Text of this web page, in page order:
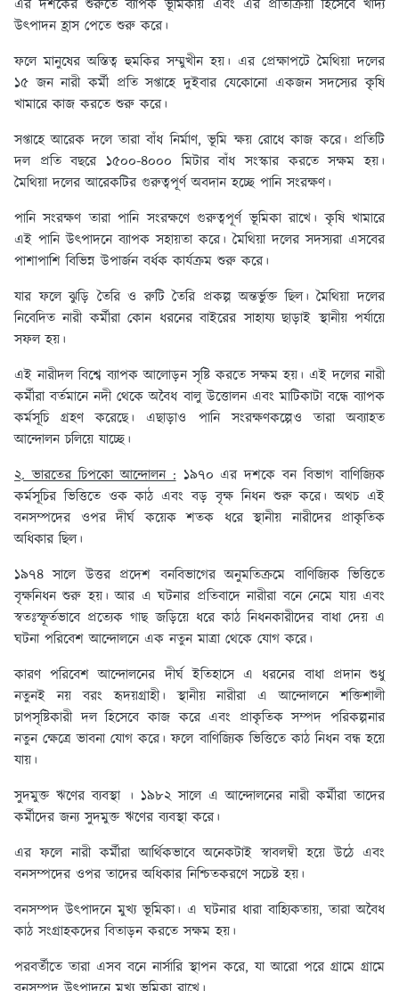
এর দশকের শুরুতে ব্যাপক ভূমিকায় এবং এর প্রতিক্রিয়া হিসেবে খাদ্য
উৎপাদন হ্রাস পেতে শুরু করে।
ফলে মানুষের অস্তিত্ব হুমকির সম্মুখীন হয়। এর প্রেক্ষাপটে মৈথিয়া দলের
১৫ জন নারী কর্মী প্রতি সপ্তাহে দুইবার যেকোনো একজন সদস্যের কৃষি
খামারে কাজ করতে শুরু করে।
সপ্তাহে আরেক দলে তারা বাঁধ নির্মাণ, ভূমি ক্ষয় রোধে কাজ করে। প্রতিটি
দল প্রতি বছরে ১৫০০-৪০০০ মিটার বাঁধ সংস্কার করতে সক্ষম হয়।
মৈথিয়া দলের আরেকটির গুরুত্বপূর্ণ অবদান হচ্ছে পানি সংরক্ষণ।
পানি সংরক্ষণ তারা পানি সংরক্ষণে গুরুত্বপূর্ণ ভূমিকা রাখে। কৃষি খামারে
এই পানি উৎপাদনে ব্যাপক সহায়তা করে। মৈথিয়া দলের সদস্যরা এসবের
পাশাপাশি বিভিন্ন উপার্জন বর্ধক কার্যক্রম শুরু করে।
যার ফলে ঝুড়ি তৈরি ও রুটি তৈরি প্রকল্প অন্তর্ভুক্ত ছিল। মৈথিয়া দলের
নিবেদিত নারী কর্মীরা কোন ধরনের বাইরের সাহায্য ছাড়াই স্থানীয় পর্যায়ে
সফল হয়।
এই নারীদল বিশ্বে ব্যাপক আলোড়ন সৃষ্টি করতে সক্ষম হয়। এই দলের নারী
কর্মীরা বর্তমানে নদী থেকে অবৈধ বালু উত্তোলন এবং মাটিকাটা বন্ধে ব্যাপক
কর্মসূচি গ্রহণ করেছে। এছাড়াও পানি সংরক্ষণকল্পেও তারা অব্যাহত
আন্দোলন চলিয়ে যাচ্ছে।
২. ভারতের চিপকো আন্দোলন :১৯৭০ এর দশকে বন বিভাগ বাণিজ্যিক
কর্মসূচির ভিত্তিতে ওক কাঠ এবং বড় বৃক্ষ নিধন শুরু করে। অথচ এই
বনসম্পদের ওপর দীর্ঘ কয়েক শতক ধরে স্থানীয় নারীদের প্রাকৃতিক
অধিকার ছিল।
১৯৭৪ সালে উত্তর প্রদেশ বনবিভাগের অনুমতিক্রমে বাণিজ্যিক ভিত্তিতে
বৃক্ষনিধন শুরু হয়। আর এ ঘটনার প্রতিবাদে নারীরা বনে নেমে যায় এবং
স্বতঃস্ফূর্তভাবে প্রত্যেক গাছ জড়িয়ে ধরে কাঠ নিধনকারীদের বাধা দেয় এ
ঘটনা পরিবেশ আন্দোলনে এক নতুন মাত্রা থেকে যোগ করে।
কারণ পরিবেশ আন্দোলনের দীর্ঘ ইতিহাসে এ ধরনের বাধা প্রদান শুধু
নতুনই নয় বরং হৃদয়গ্রাহী। স্থানীয় নারীরা এ আন্দোলনে শক্তিশালী
চাপসৃষ্টিকারী দল হিসেবে কাজ করে এবং প্রাকৃতিক সম্পদ পরিকল্পনার
নতুন ক্ষেত্রে ভাবনা যোগ করে। ফলে বাণিজ্যিক ভিত্তিতে কাঠ নিধন বন্ধ হয়ে
যায়।
সুদমুক্ত ঋণের ব্যবস্থা । ১৯৮২ সালে এ আন্দোলনের নারী কর্মীরা তাদের
কর্মীদের জন্য সুদমুক্ত ঋণের ব্যবস্থা করে।
এর ফলে নারী কর্মীরা আর্থিকভাবে অনেকটাই স্বাবলম্বী হয়ে উঠে এবং
বনসম্পদের ওপর তাদের অধিকার নিশ্চিতকরণে সচেষ্ট হয়।
বনসম্পদ উৎপাদনে মুখ্য ভূমিকা। এ ঘটনার ধারা বাহ্যিকতায়, তারা অবৈধ
কাঠ সংগ্রাহকদের বিতাড়ন করতে সক্ষম হয়।
পরবর্তীতে তারা এসব বনে নার্সারি স্থাপন করে, যা আরো পরে গ্রামে গ্রামে